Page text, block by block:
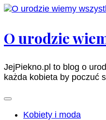
Pomiń
do
zawartości
enter)
O urodzie
JejPiekno.pl to blog o
każda kobieta by poczuć
Kobiety i moda